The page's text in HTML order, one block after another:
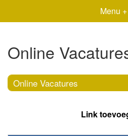
Menu +
Online
Online Vacatures
Link